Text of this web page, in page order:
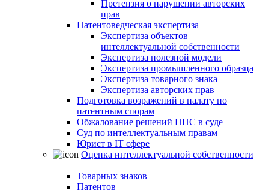
Претензия о нарушении авторских
прав
Патентоведческая экспертиза
Экспертиза объектов
интеллектуальной собственности
Экспертиза полезной модели
Экспертиза промышленного образца
Экспертиза товарного знака
Экспертиза авторских прав
Подготовка возражений в палату по
патентным спорам
Обжалование решений ППС в суде
Суд по интеллектуальным правам
Юрист в IT сфере
Оценка интеллектуальной собственности
Товарных знаков
Патентов